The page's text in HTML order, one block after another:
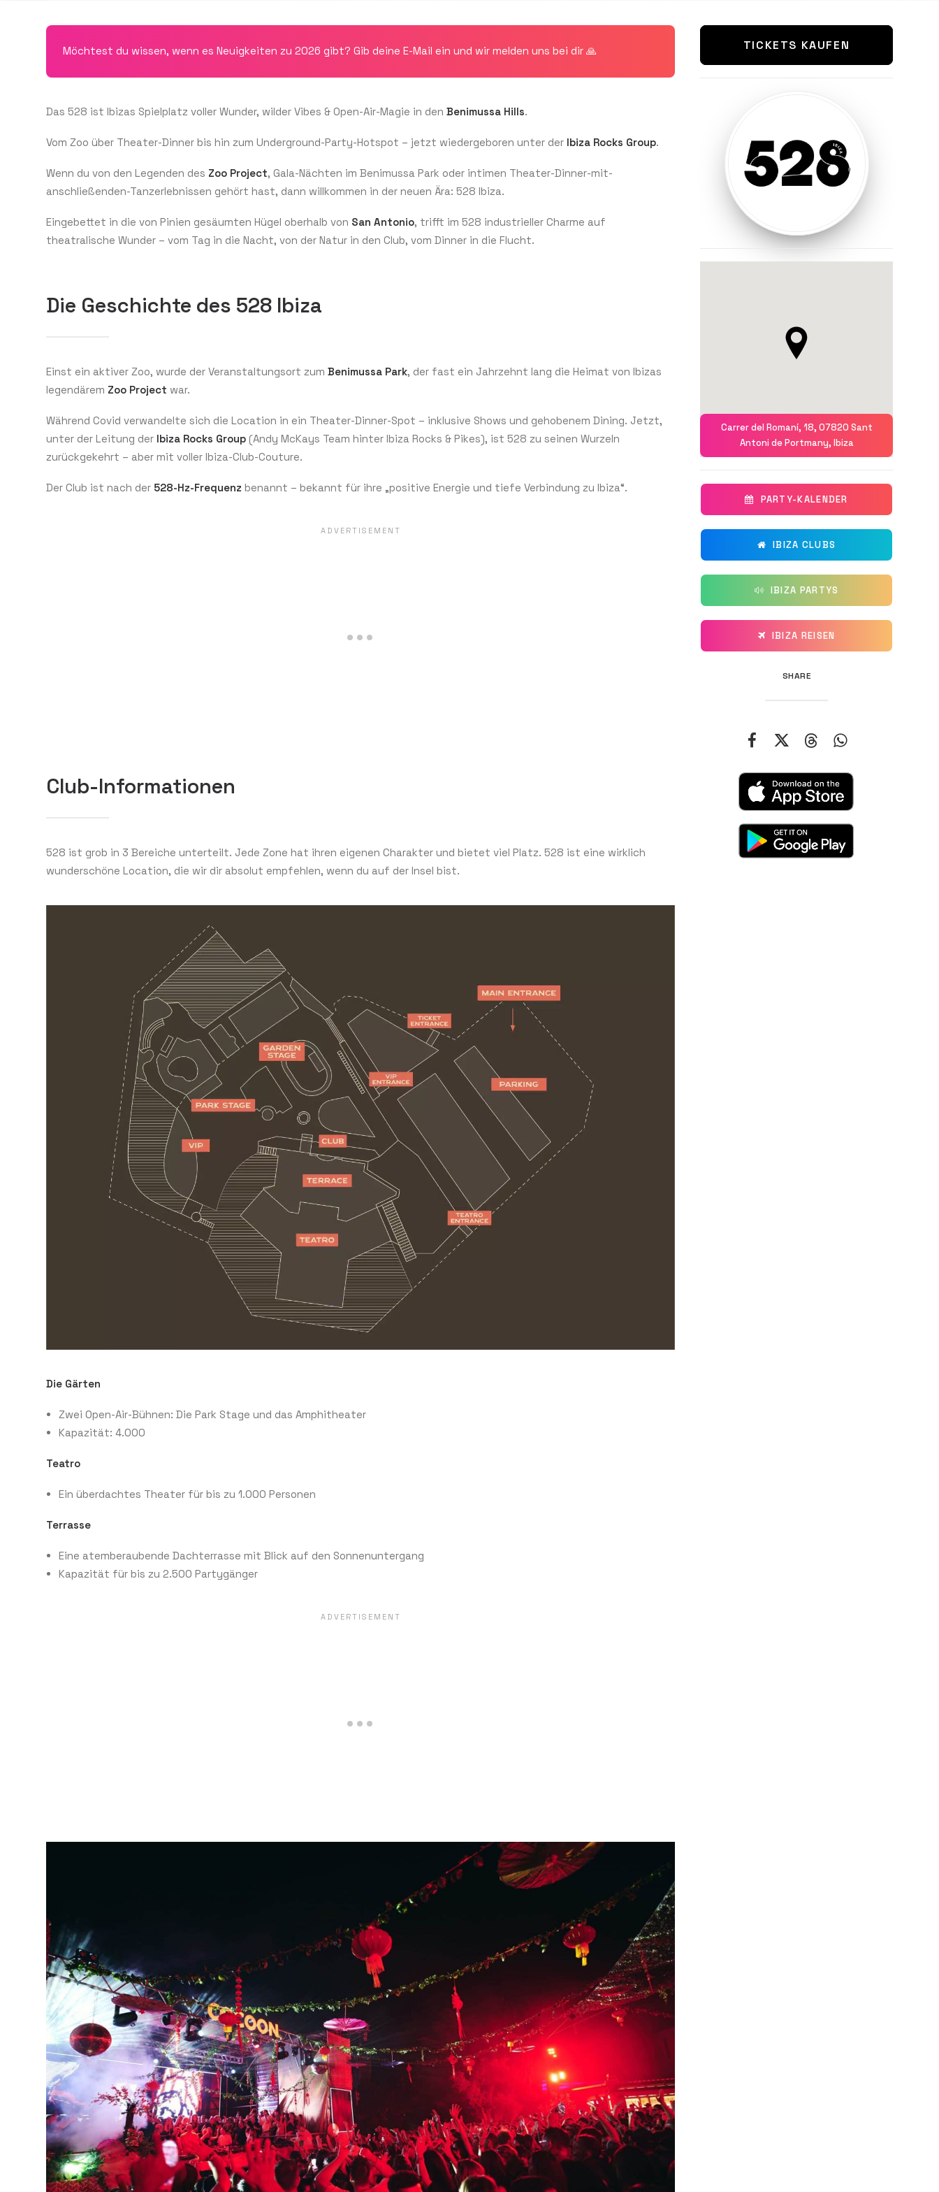
Möchtest du wissen, wenn es Neuigkeiten zu 2026 gibt? Gib deine E-Mail ein und wir melden uns bei dir 🙏
Das 528 ist Ibizas Spielplatz voller Wunder, wilder Vibes & Open-Air-Magie in den Benimussa Hills.
Vom Zoo über Theater-Dinner bis hin zum Underground-Party-Hotspot – jetzt wiedergeboren unter der Ibiza Rocks Group.
Wenn du von den Legenden des Zoo Project, Gala-Nächten im Benimussa Park oder intimen Theater-Dinner-mit-
anschließenden-Tanzerlebnissen gehört hast, dann willkommen in der neuen Ära: 528 Ibiza.
Eingebettet in die von Pinien gesäumten Hügel oberhalb von San Antonio, trifft im 528 industrieller Charme auf
theatralische Wunder – vom Tag in die Nacht, von der Natur in den Club, vom Dinner in die Flucht.
Die Geschichte des 528 Ibiza
Einst ein aktiver Zoo, wurde der Veranstaltungsort zum Benimussa Park, der fast ein Jahrzehnt lang die Heimat von Ibizas
legendärem Zoo Project war.
Während Covid verwandelte sich die Location in ein Theater-Dinner-Spot – inklusive Shows und gehobenem Dining. Jetzt,
unter der Leitung der Ibiza Rocks Group (Andy McKays Team hinter Ibiza Rocks & Pikes), ist 528 zu seinen Wurzeln
zurückgekehrt – aber mit voller Ibiza-Club-Couture.
Der Club ist nach der 528-Hz-Frequenz benannt – bekannt für ihre „positive Energie und tiefe Verbindung zu Ibiza“.
Club-Informationen
528 ist grob in 3 Bereiche unterteilt. Jede Zone hat ihren eigenen Charakter und bietet viel Platz. 528 ist eine wirklich
wunderschöne Location, die wir dir absolut empfehlen, wenn du auf der Insel bist.
Die Gärten
Zwei Open-Air-Bühnen: Die Park Stage und das Amphitheater
Kapazität: 4.000
Teatro
Ein überdachtes Theater für bis zu 1.000 Personen
Terrasse
Eine atemberaubende Dachterrasse mit Blick auf den Sonnenuntergang
Kapazität für bis zu 2.500 Partygänger
TICKETS KAUFEN
Carrer del Romaní, 18, 07820 Sant
Antoni de Portmany, Ibiza
PARTY-KALENDER
IBIZA CLUBS
IBIZA PARTYS
IBIZA REISEN
SHARE